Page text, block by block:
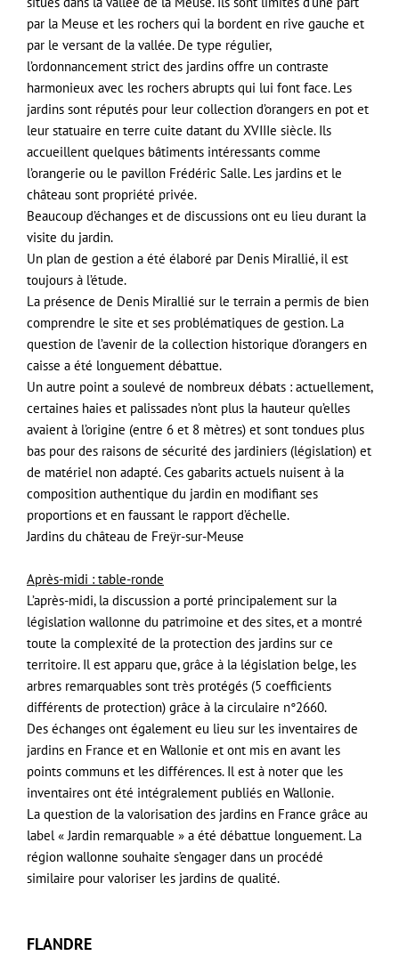
par la Meuse et les rochers qui la bordent en rive gauche et
par le versant de la vallée. De type régulier,
l’ordonnancement strict des jardins offre un contraste
harmonieux avec les rochers abrupts qui lui font face. Les
jardins sont réputés pour leur collection d’orangers en pot et
leur statuaire en terre cuite datant du XVIIIe siècle. Ils
accueillent quelques bâtiments intéressants comme
l’orangerie ou le pavillon Frédéric Salle. Les jardins et le
château sont propriété privée.
Beaucoup d’échanges et de discussions ont eu lieu durant la
visite du jardin.
Un plan de gestion a été élaboré par Denis Mirallié, il est
toujours à l’étude.
La présence de Denis Mirallié sur le terrain a permis de bien
comprendre le site et ses problématiques de gestion. La
question de l’avenir de la collection historique d’orangers en
caisse a été longuement débattue.
Un autre point a soulevé de nombreux débats : actuellement,
certaines haies et palissades n’ont plus la hauteur qu’elles
avaient à l’origine (entre 6 et 8 mètres) et sont tondues plus
bas pour des raisons de sécurité des jardiniers (législation) et
de matériel non adapté. Ces gabarits actuels nuisent à la
composition authentique du jardin en modifiant ses
proportions et en faussant le rapport d’échelle.
Jardins du château de Freÿr-sur-Meuse
Après-midi : table-ronde
L’après-midi, la discussion a porté principalement sur la
législation wallonne du patrimoine et des sites, et a montré
toute la complexité de la protection des jardins sur ce
territoire. Il est apparu que, grâce à la législation belge, les
arbres remarquables sont très protégés (5 coefficients
différents de protection) grâce à la circulaire n°2660.
Des échanges ont également eu lieu sur les inventaires de
jardins en France et en Wallonie et ont mis en avant les
points communs et les différences. Il est à noter que les
inventaires ont été intégralement publiés en Wallonie.
La question de la valorisation des jardins en France grâce au
label « Jardin remarquable » a été débattue longuement. La
région wallonne souhaite s’engager dans un procédé
similaire pour valoriser les jardins de qualité.
FLANDRE